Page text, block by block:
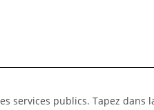
services publics. Tapez